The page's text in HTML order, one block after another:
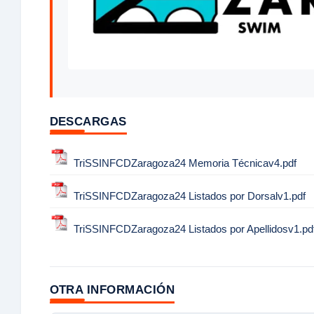
DESCARGAS
TriSSINFCDZaragoza24 Memoria Técnicav4.pdf
TriSSINFCDZaragoza24 Listados por Dorsalv1.pdf
TriSSINFCDZaragoza24 Listados por
OTRA INFORMACIÓN